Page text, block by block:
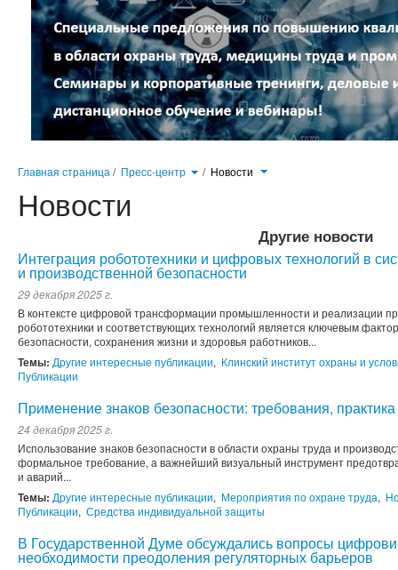
Главная страница / Пресс-центр / Новости
Новости
Другие новости
Интеграция робототехники и цифровых технологий в
и производственной безопасности
29 декабря 2025 г.
В контексте цифровой трансформации промышленности и реализации
робототехники и соответствующих технологий является ключевым
безопасности, сохранения жизни и здоровья работников...
Темы: Другие интересные публикации, Клинский институт охраны и
Публикации
Применение знаков безопасности: требования,
24 декабря 2025 г.
Использование знаков безопасности в области охраны труда и
формальное требование, а важнейший визуальный инструмент
и аварий...
Темы: Другие интересные публикации, Мероприятия по охране труда,
Публикации, Средства индивидуальной защиты
В Государственной Думе обсуждались вопросы
необходимости преодоления регуляторных барьеров